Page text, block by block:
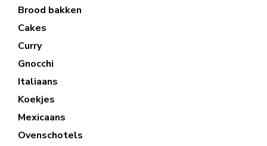
Brood bakken
Cakes
Curry
Gnocchi
Italiaans
Koekjes
Mexicaans
Ovenschotels